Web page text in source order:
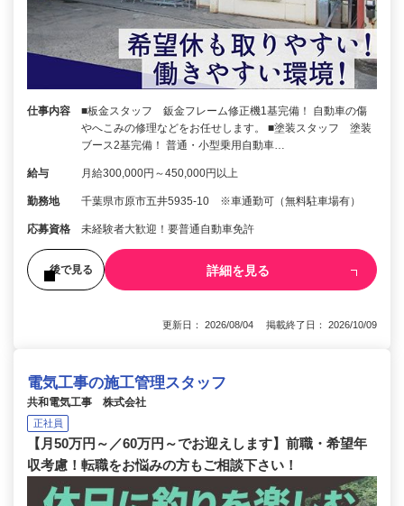
仕事内容
■板金スタッフ 鈑金フレーム修正機1基完備！ 自動車の傷
やへこみの修理などをお任せします。 ■塗装スタッフ 塗装
ブース2基完備！ 普通・小型乗用自動車…
給与 月給300,000円～450,000円以上
勤務地 千葉県市原市五井5935-10 ※車通勤可（無料駐車場有）
応募資格 未経験者大歓迎！要普通自動車免許
後で見る 詳細を見る
更新日： 2026/08/04 掲載終了日： 2026/10/09
電気工事の施工管理スタッフ
共和電気工事 株式会社
正社員
【月50万円～／60万円～でお迎えします】前職・希望年
収考慮！転職をお悩みの方もご相談下さい！